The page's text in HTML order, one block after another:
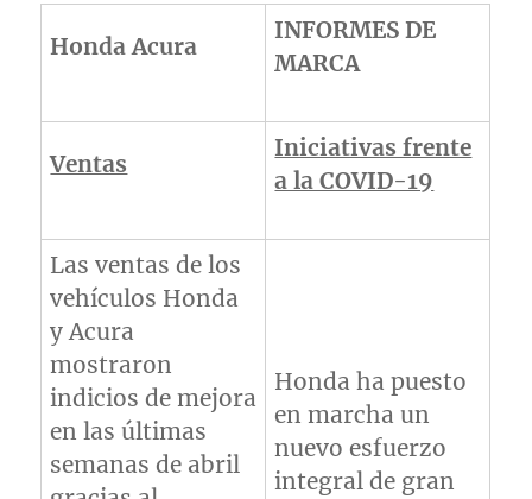
Honda Acura
INFORMES DE
MARCA
Ventas
Iniciativas frente
a la COVID-19
Las ventas de los
vehículos Honda
y Acura
mostraron
indicios de mejora
en las últimas
semanas de abril
Honda ha puesto
en marcha un
nuevo esfuerzo
integral de gran